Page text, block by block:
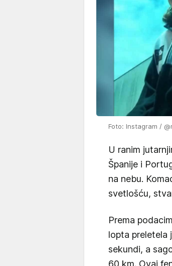
Foto: Instagram /
U ranim
Španije i
na nebu.
svetlošću,
Prema
lopta preletela
sekundi, a
60 km. Ovaj